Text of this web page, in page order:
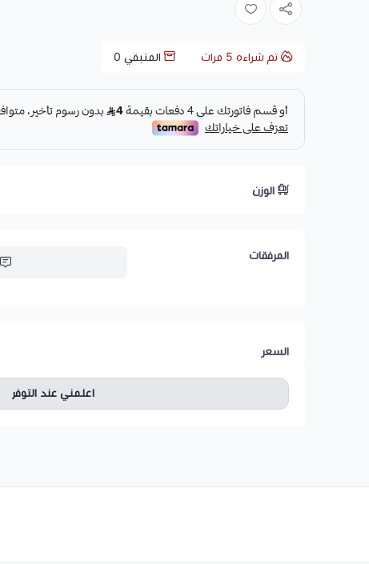
تم شراءه 5 مرات المتبقي 0
الوزن
المرفقات
السعر
اعلمني عند التوفر